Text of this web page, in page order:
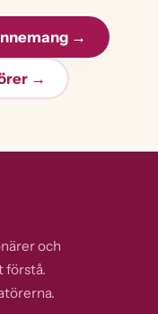
→
→
och
förstå.